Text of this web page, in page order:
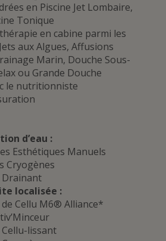
en Piscine Jet Lombaire,
Tonique
en cabine parmi les
aux Algues, Affusions
Marin, Douche Sous-
ou Grande Douche
le nutritionniste
d’eau :
Esthétiques Manuels
Cryogènes
Drainant
localisée :
de Cellu M6® Alliance*
lissant